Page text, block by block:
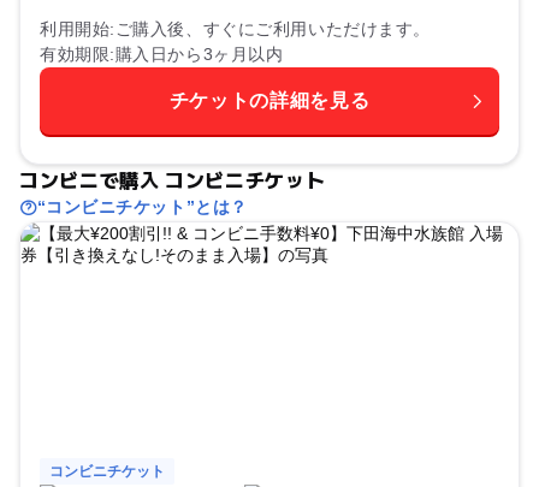
利用開始 ご購入後、すぐにご利用いただけます。
有効期限 購入日から3ヶ月以内
チケットの詳細を見る
コンビニで購入 コンビニチケット
“コンビニチケット”とは？
コンビニチケット